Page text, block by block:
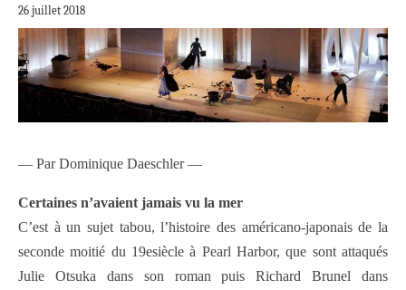
26 juillet 2018
— Par Dominique Daeschler —
Certaines n’avaient jamais vu la mer
C’est à un sujet tabou, l’histoire des américano-japonais de la
seconde moitié du 19esiècle à Pearl Harbor, que sont attaqués
Julie Otsuka dans son roman puis Richard Brunel dans